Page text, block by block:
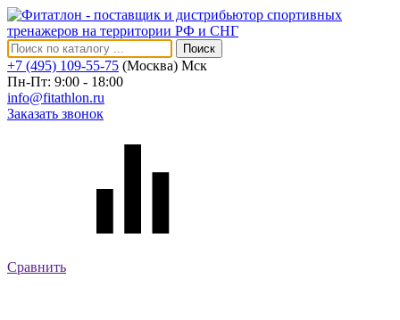
Поиск
+7 (495) 109-55-75 (Москва) Мск
Пн-Пт: 9:00 - 18:00
info@fitathlon.ru
Заказать звонок
Сравнить